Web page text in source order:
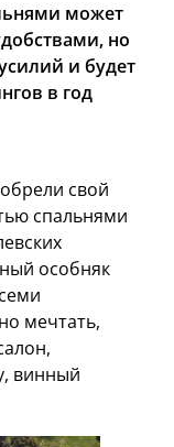
может
но
и будет
в год
свой
спальнями
особняк
мечтать,
винный